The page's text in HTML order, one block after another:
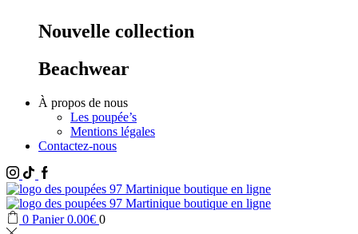
Nouvelle collection
Beachwear
À propos de nous
Les poupée’s
Mentions légales
Contactez-nous
Instagram
Tik
Tok
Facebook
0 Panier0.00€ 0